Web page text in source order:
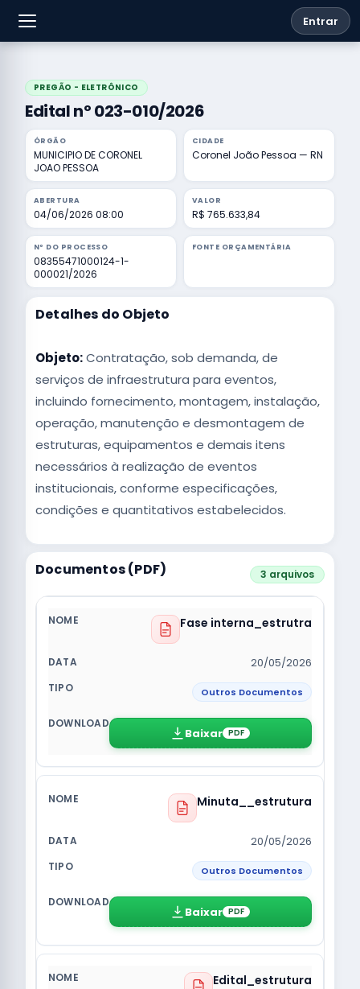
Entrar
PREGÃO - ELETRÔNICO
Edital nº 023-010/2026
ÓRGÃO
MUNICIPIO DE CORONEL
JOAO PESSOA
CIDADE
Coronel João Pessoa — RN
ABERTURA
04/06/2026 08:00
VALOR
R$ 765.633,84
Nº DO PROCESSO
08355471000124-1-
000021/2026
FONTE ORÇAMENTÁRIA
Detalhes do Objeto
Objeto:Contratação, sob demanda, de
serviços de infraestrutura para eventos,
incluindo fornecimento, montagem, instalação,
operação, manutenção e desmontagem de
estruturas, equipamentos e demais itens
necessários à realização de eventos
institucionais, conforme especificações,
condições e quantitativos estabelecidos.
Documentos (PDF) 3 arquivos
Fase interna_estrutra
20/05/2026
Outros Documentos
Baixar PDF
Minuta__estrutura
20/05/2026
Outros Documentos
Baixar PDF
Edital_estrutura